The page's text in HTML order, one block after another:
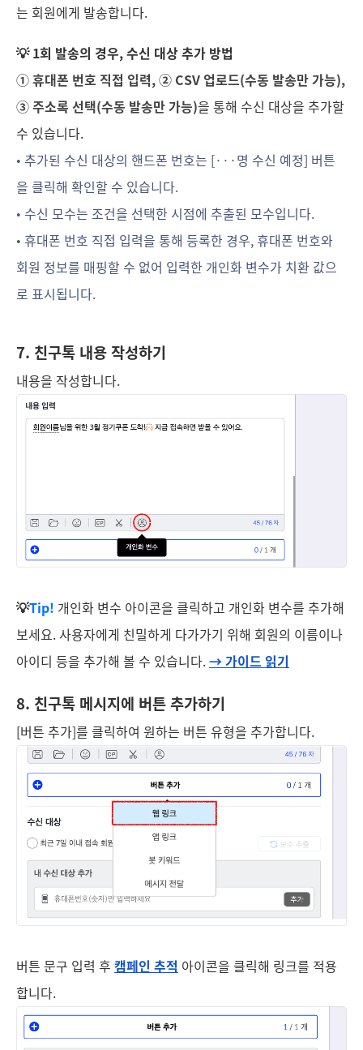
는 회원에게 발송합니다.
💡 1회 발송의 경우, 수신 대상 추가 방법
① 휴대폰 번호 직접 입력, ② CSV 업로드(수동 발송만 가능),
③ 주소록 선택(수동 발송만 가능)을 통해 수신 대상을 추가할
수 있습니다.
• 추가된 수신 대상의 핸드폰 번호는 [···명 수신 예정] 버튼
을 클릭해 확인할 수 있습니다.
• 수신 모수는 조건을 선택한 시점에 추출된 모수입니다.
• 휴대폰 번호 직접 입력을 통해 등록한 경우, 휴대폰 번호와
회원 정보를 매핑할 수 없어 입력한 개인화 변수가 치환 값으
로 표시됩니다.
7. 친구톡 내용 작성하기
내용을 작성합니다.
💡Tip! 개인화 변수 아이콘을 클릭하고 개인화 변수를 추가해
보세요. 사용자에게 친밀하게 다가가기 위해 회원의 이름이나
아이디 등을 추가해 볼 수 있습니다.→ 가이드 읽기
8. 친구톡 메시지에 버튼 추가하기
[버튼 추가]를 클릭하여 원하는 버튼 유형을 추가합니다.
버튼 문구 입력 후 캠페인 추적 아이콘을 클릭해 링크를 적용
합니다.